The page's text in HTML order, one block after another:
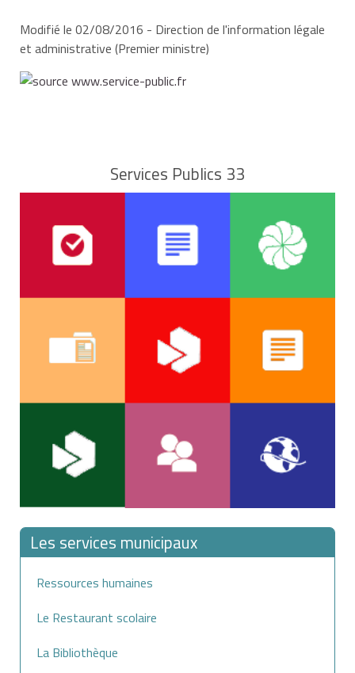
préfecture pour faire une nouvelle demande de
permis de conduire.
Modifié le 02/08/2016 - Direction de l'information légale
et administrative (Premier ministre)
Services Publics 33
Les services municipaux
Ressources humaines
Le Restaurant scolaire
La Bibliothèque